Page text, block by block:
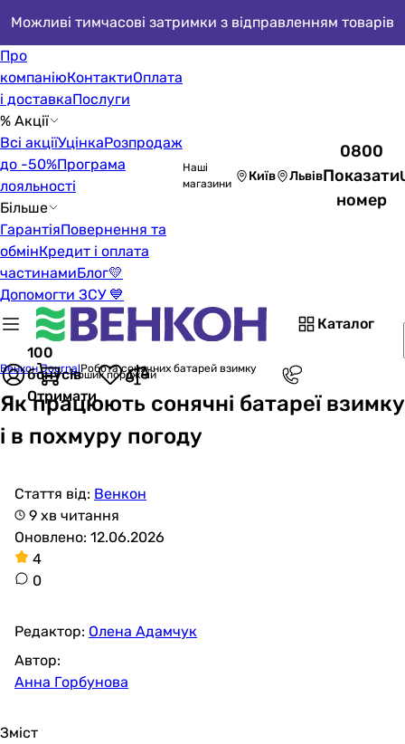
Можливі тимчасові затримки з відправленням товарів
Про
компаніюКонтактиОплата
і доставкаПослуги
% Акції
Всі акціїУцінкаРозпродаж
до -50%Програма
лояльності
Більше
ГарантіяПовернення та
обмінКредит і оплата
частинамиБлог💛
Допомогти ЗСУ 💙
Наші
магазини
Київ Львів
0800
Показати
номер
Каталог
100
бонусів
Отримати
Кошик порожній
Венкон JournalРобота сонячних батарей взимку
Як працюють сонячні батареї взимку
і в похмуру погоду
Стаття від: Венкон
9 хв читання
Оновлено: 12.06.2026
4
0
Редактор: Олена Адамчук
Автор:
Анна Горбунова
Зміст